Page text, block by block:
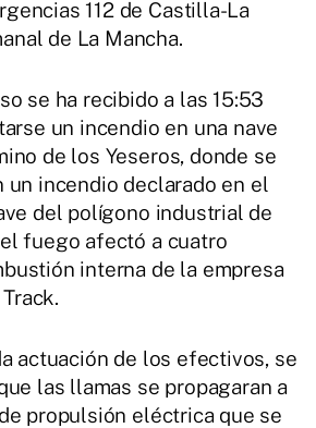
112 de Castilla-La
de La Mancha.
se ha recibido a las 15:53
un incendio en una nave
de los Yeseros, donde se
un incendio declarado en el
del polígono industrial de
fuego afectó a cuatro
interna de la empresa
actuación de los efectivos, se
las llamas se propagaran a
propulsión eléctrica que se